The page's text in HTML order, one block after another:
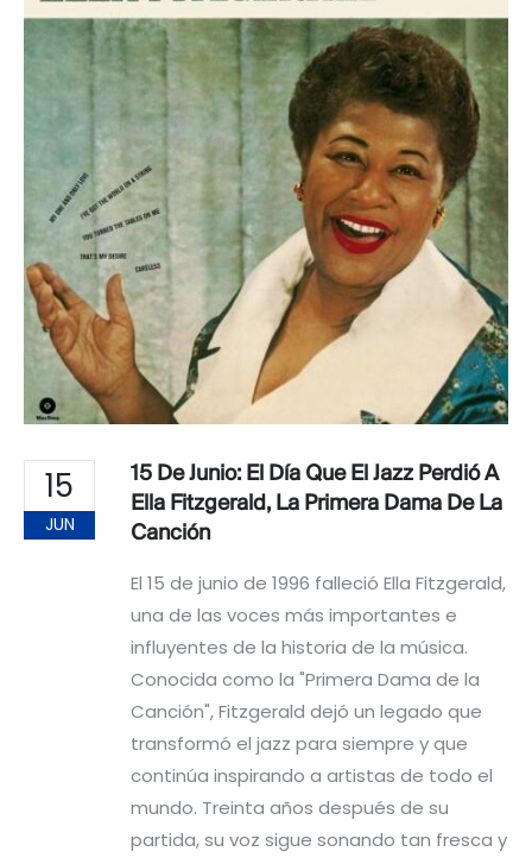
15
JUN
15 De Junio: El Día Que El Jazz Perdió A
Ella Fitzgerald, La Primera Dama De La
Canción
El 15 de junio de 1996 falleció Ella Fitzgerald,
una de las voces más importantes e
influyentes de la historia de la música.
Conocida como la "Primera Dama de la
Canción", Fitzgerald dejó un legado que
transformó el jazz para siempre y que
continúa inspirando a artistas de todo el
mundo. Treinta años después de su
partida, su voz sigue sonando tan fresca y